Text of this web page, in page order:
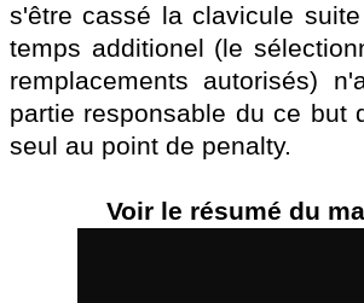
s'être cassé la clavicule
temps additionel (le
remplacements autorisés)
partie responsable du ce but
seul au point de penalty.
Voir le résumé du